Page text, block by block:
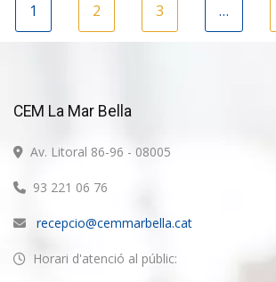
1 2 3 …
CEM La Mar Bella
Av. Litoral 86-96 - 08005
93 221 06 76
recepcio@cemmarbella.cat
Horari d'atenció al públic: